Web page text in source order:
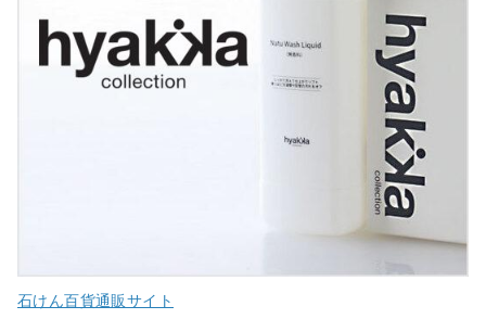
石けん百貨通販サイト